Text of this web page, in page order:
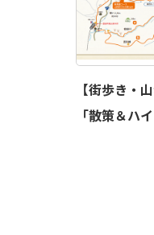
【街歩き・
「散策＆ハ